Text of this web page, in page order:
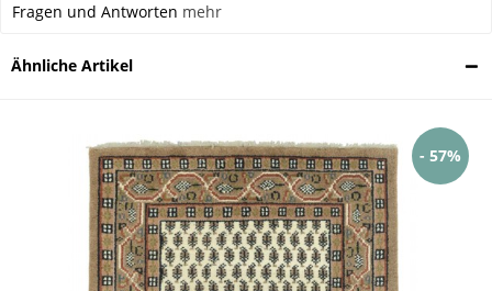
Fragen und Antworten mehr
Ähnliche Artikel
- 57%